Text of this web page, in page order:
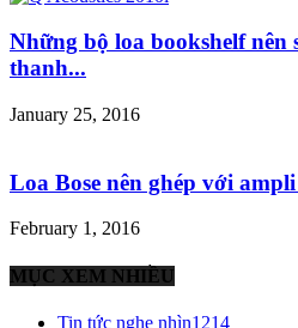
Những bộ loa bookshelf nên
thanh...
January 25, 2016
Loa Bose nên ghép với
February 1, 2016
MỤC XEM NHIỀU
Tin tức nghe nhìn1214